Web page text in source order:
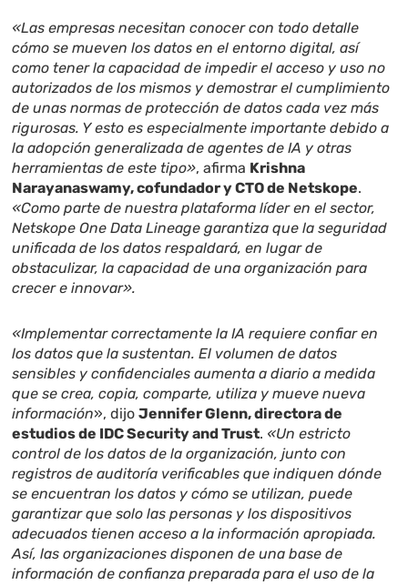
«Las empresas necesitan conocer con todo detalle
cómo se mueven los datos en el entorno digital, así
como tener la capacidad de impedir el acceso y uso no
autorizados de los mismos y demostrar el cumplimiento
de unas normas de protección de datos cada vez más
rigurosas. Y esto es especialmente importante debido a
la adopción generalizada de agentes de IA y otras
herramientas de este tipo», afirma Krishna
Narayanaswamy, cofundador y CTO de Netskope.
«Como parte de nuestra plataforma líder en el sector,
Netskope One Data Lineage garantiza que la seguridad
unificada de los datos respaldará, en lugar de
obstaculizar, la capacidad de una organización para
crecer e innovar».
«Implementar correctamente la IA requiere confiar en
los datos que la sustentan. El volumen de datos
sensibles y confidenciales aumenta a diario a medida
que se crea, copia, comparte, utiliza y mueve nueva
información», dijoJennifer Glenn, directora de
estudios de IDC Security and Trust. «Un estricto
control de los datos de la organización, junto con
registros de auditoría verificables que indiquen dónde
se encuentran los datos y cómo se utilizan, puede
garantizar que solo las personas y los dispositivos
adecuados tienen acceso a la información apropiada.
Así, las organizaciones disponen de una base de
información de confianza preparada para el uso de la